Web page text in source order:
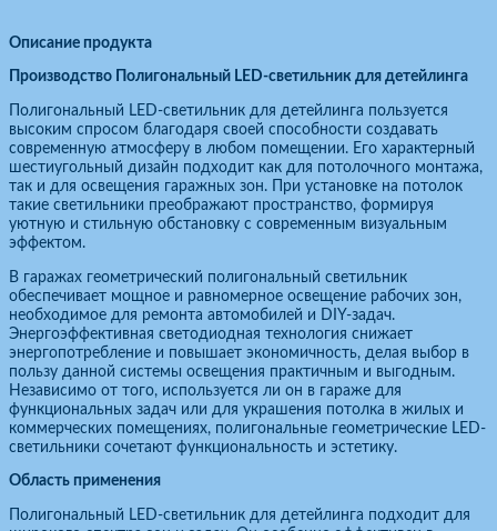
Описание продукта
Производство Полигональный LED-светильник для детейлинга
Полигональный LED-светильник для детейлинга пользуется
высоким спросом благодаря своей способности создавать
современную атмосферу в любом помещении. Его характерный
шестиугольный дизайн подходит как для потолочного монтажа,
так и для освещения гаражных зон. При установке на потолок
такие светильники преображают пространство, формируя
уютную и стильную обстановку с современным визуальным
эффектом.
В гаражах геометрический полигональный светильник
обеспечивает мощное и равномерное освещение рабочих зон,
необходимое для ремонта автомобилей и DIY-задач.
Энергоэффективная светодиодная технология снижает
энергопотребление и повышает экономичность, делая выбор в
пользу данной системы освещения практичным и выгодным.
Независимо от того, используется ли он в гараже для
функциональных задач или для украшения потолка в жилых и
коммерческих помещениях, полигональные геометрические LED-
светильники сочетают функциональность и эстетику.
Область применения
Полигональный LED-светильник для детейлинга подходит для